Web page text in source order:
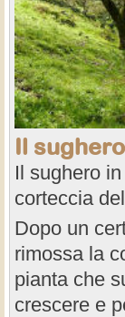
Il
Il sughero
corteccia
Dopo un
rimossa la
pianta che
crescere e